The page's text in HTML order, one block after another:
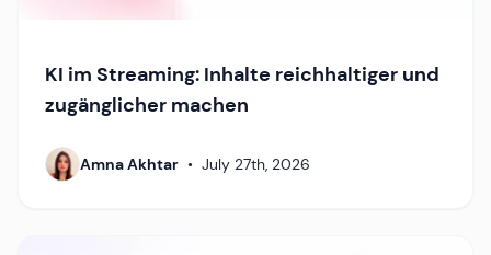
KI im Streaming: Inhalte reichhaltiger und
zugänglicher machen
Amna Akhtar • July 27th, 2026